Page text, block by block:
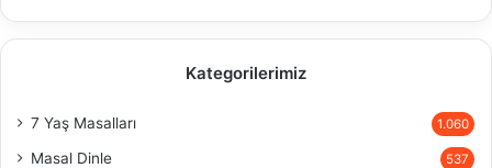
Kategorilerimiz
7 Yaş Masalları 1.060
Masal Dinle 537